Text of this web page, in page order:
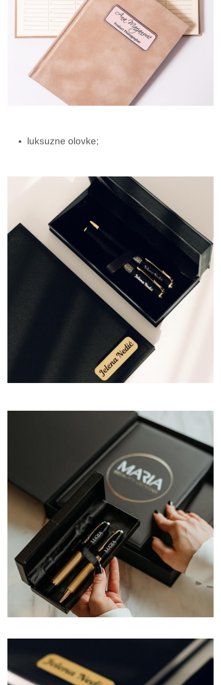
luksuzne olovke;